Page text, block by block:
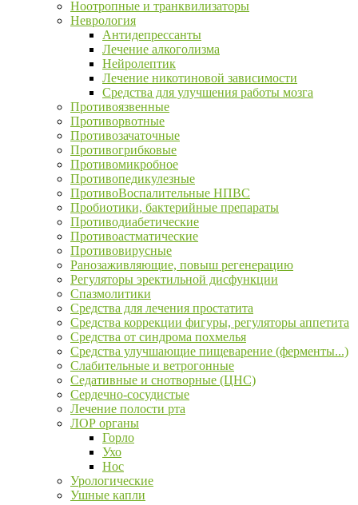
Ноотропные и транквилизаторы
Неврология
Антидепрессанты
Лечение алкоголизма
Нейролептик
Лечение никотиновой зависимости
Средства для улучшения работы мозга
Противоязвенные
Противорвотные
Противозачаточные
Противогрибковые
Противомикробное
Противопедикулезные
ПротивоВоспалительные НПВС
Пробиотики, бактерийные препараты
Противодиабетические
Противоастматические
Противовирусные
Ранозаживляющие, повыш регенерацию
Регуляторы эректильной дисфункции
Спазмолитики
Средства для лечения простатита
Средства коррекции фигуры, регуляторы аппетита
Средства от синдрома похмелья
Средства улучшающие пищеварение (ферменты...)
Слабительные и ветрогонные
Седативные и снотворные (ЦНС)
Сердечно-сосудистые
Лечение полости рта
ЛОР органы
Горло
Ухо
Нос
Урологические
Ушные капли